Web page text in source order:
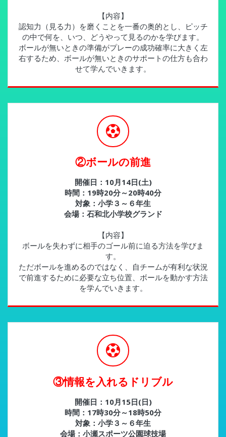
【内容】
認知力（見る力）を磨くことを一番の奥的とし、ピッチ
の中で何を、いつ、どうやって見るのかを学びます。
ボールが無いときの準備がプレーの成功確率に大きく左
右するため、ボールが無いときのサポートの仕方も合わ
せて学んでいきます。
②ボールの前進
開催日：10月14日(土)
時間：19時20分～20時40分
対象：小学３～６年生
会場：石和北小学校グランド
【内容】
ボールを失わずに相手のゴール前に迫る方法を学びま
す。
ただボールを進めるのではなく、自チームが有利な状況
で前進するために必要な立ち位置、ボールを動かす方法
を学んでいきます。
③情報を入れるドリブル
開催日：10月15日(日)
時間：17時30分～18時50分
対象：小学３～６年生
会場：小瀬スポーツ公園球技場